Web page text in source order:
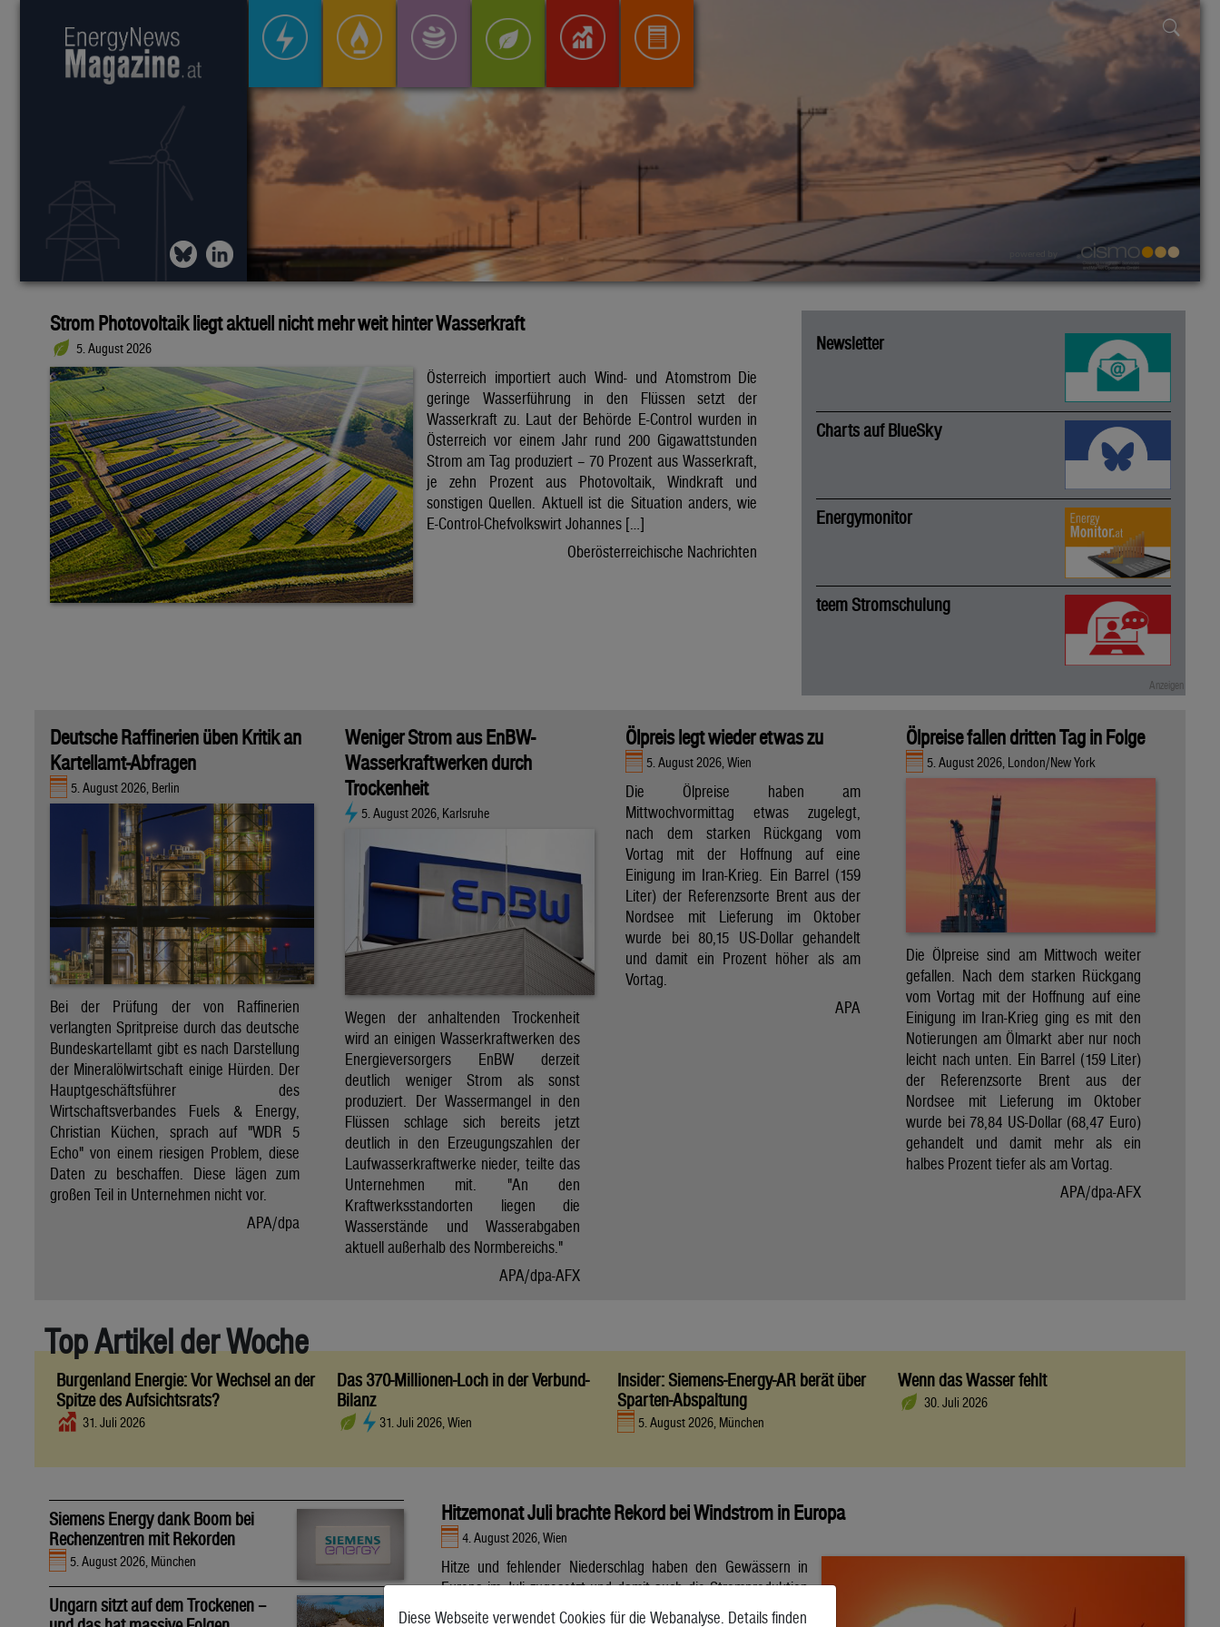
Strom Photovoltaik liegt aktuell nicht mehr weit hinter Wasserkraft
5. August 2026
Österreich importiert auch Wind- und Atomstrom Die
geringe Wasserführung in den Flüssen setzt der
Wasserkraft zu. Laut der Behörde E-Control wurden in
Österreich vor einem Jahr rund 200 Gigawattstunden
Strom am Tag produziert – 70 Prozent aus Wasserkraft,
je zehn Prozent aus Photovoltaik, Windkraft und
sonstigen Quellen. Aktuell ist die Situation anders, wie
E-Control-Chefvolkswirt Johannes […]
Oberösterreichische Nachrichten
Newsletter
Charts auf BlueSky
Energymonitor
teem Stromschulung
Deutsche Raffinerien üben Kritik an
Kartellamt-Abfragen
5. August 2026, Berlin
Bei der Prüfung der von Raffinerien
verlangten Spritpreise durch das deutsche
Bundeskartellamt gibt es nach Darstellung
der Mineralölwirtschaft einige Hürden. Der
Hauptgeschäftsführer des
Wirtschaftsverbandes Fuels & Energy,
Christian Küchen, sprach auf "WDR 5
Echo" von einem riesigen Problem, diese
Daten zu beschaffen. Diese lägen zum
großen Teil in Unternehmen nicht vor.
APA/dpa
Weniger Strom aus EnBW-
Wasserkraftwerken durch
Trockenheit
5. August 2026, Karlsruhe
Wegen der anhaltenden Trockenheit
wird an einigen Wasserkraftwerken des
Energieversorgers EnBW derzeit
deutlich weniger Strom als sonst
produziert. Der Wassermangel in den
Flüssen schlage sich bereits jetzt
deutlich in den Erzeugungszahlen der
Laufwasserkraftwerke nieder, teilte das
Unternehmen mit. "An den
Kraftwerksstandorten liegen die
Wasserstände und Wasserabgaben
aktuell außerhalb des Normbereichs."
APA/dpa-AFX
Ölpreis legt wieder etwas zu
5. August 2026, Wien
Die Ölpreise haben am
Mittwochvormittag etwas zugelegt,
nach dem starken Rückgang vom
Vortag mit der Hoffnung auf eine
Einigung im Iran-Krieg. Ein Barrel (159
Liter) der Referenzsorte Brent aus der
Nordsee mit Lieferung im Oktober
wurde bei 80,15 US-Dollar gehandelt
und damit ein Prozent höher als am
Vortag.
APA
Ölpreise fallen dritten Tag in Folge
5. August 2026, London/New York
Die Ölpreise sind am Mittwoch weiter
gefallen. Nach dem starken Rückgang
vom Vortag mit der Hoffnung auf eine
Einigung im Iran-Krieg ging es mit den
Notierungen am Ölmarkt aber nur noch
leicht nach unten. Ein Barrel (159 Liter)
der Referenzsorte Brent aus der
Nordsee mit Lieferung im Oktober
wurde bei 78,84 US-Dollar (68,47 Euro)
gehandelt und damit mehr als ein
halbes Prozent tiefer als am Vortag.
APA/dpa-AFX
Top Artikel der Woche
Burgenland Energie: Vor Wechsel an der
Spitze des Aufsichtsrats?
31. Juli 2026
Das 370-Millionen-Loch in der Verbund-
Bilanz
31. Juli 2026, Wien
Insider: Siemens-Energy-AR berät über
Sparten-Abspaltung
5. August 2026, München
Wenn das Wasser fehlt
30. Juli 2026
Siemens Energy dank Boom bei
Rechenzentren mit Rekorden
5. August 2026, München
Ungarn sitzt auf dem Trockenen –
Hitzemonat Juli brachte Rekord bei Windstrom in Europa
4. August 2026, Wien
Hitze und fehlender Niederschlag haben den Gewässern in
Europa im Juli zugesetzt und damit auch die Stromproduktion
aus Wasser- und Atomkraft beeinträchtigt. Unterdessen
Diese Webseite verwendet Cookies für die Webanalyse. Details finden